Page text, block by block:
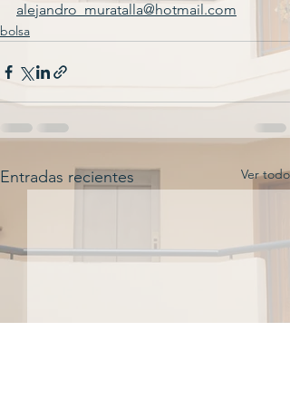
alejandro_muratalla@hotmail.com
bolsa
Entradas recientes Ver todo